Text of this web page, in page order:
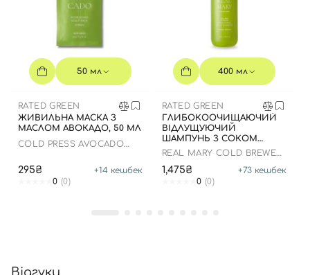
50 мл
RATED GREEN
ЖИВИЛЬНА МАСКА З
МАСЛОМ АВОКАДО, 50 МЛ
COLD PRESS AVOCADO
295₴ +14 кешбек
0 (0)
400 мл
RATED GREEN
ГЛИБОКООЧИЩАЮЧИЙ
ВІДЛУЩУЮЧИЙ
ШАМПУНЬ З СОКОМ
РОЗМАРИНУ, 400 МЛ
REAL MARY COLD BREWED
SCALP SHAMPOO
1,475₴ +73 кешбек
0 (0)
Відгуки